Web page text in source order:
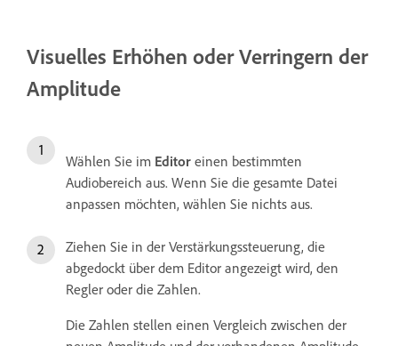
Visuelles Erhöhen oder Verringern der
Amplitude
Wählen Sie im Editor einen bestimmten
Audiobereich aus. Wenn Sie die gesamte Datei
anpassen möchten, wählen Sie nichts aus.
Ziehen Sie in der Verstärkungssteuerung, die
abgedockt über dem Editor angezeigt wird, den
Regler oder die Zahlen.
Die Zahlen stellen einen Vergleich zwischen der